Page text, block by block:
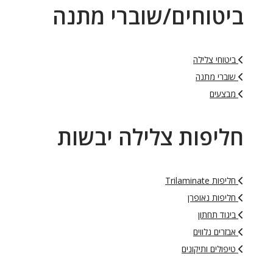
שוברי מתנה
ביטוחי צלילה
שוברי מתנה
צלילה יבשות
חליפות נאופרן
ביגוד תחתון
אבזרים נלווים
טיפולים ותיקונים